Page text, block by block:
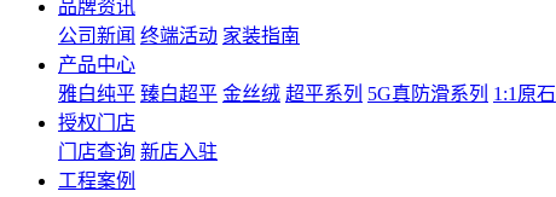
品牌资讯
公司新闻 终端活动 家装指南
产品中心
雅白纯平 臻白超平 金丝绒 超平系列 5G真防滑系列 1:1原石
授权门店
门店查询 新店入驻
工程案例